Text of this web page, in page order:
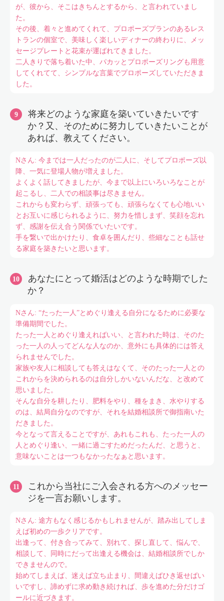
が、彼から、そこはきちんとするから、と言われていまし
た。
その後、着々と進めてくれて、プロポーズプランのあるレス
トランの個室で、美味しく楽しいディナーの終わりに、メッ
セージプレートと花束が運ばれてきました。
二人きりで落ち着いた中、パカッとプロポーズリングも用意
してくれてて、シンプルな言葉でプロポーズしていただきま
した。
将来どのような家庭を築いていきたいです
か？又、そのために努力していきたいことが
あれば、教えてください。
Nさん: 今までは一人だったのが二人に、そしてプロポーズ以
降、一気に登場人物が増えました。
よくよく話してきましたが、今まで以上にいろいろなことが
起こるし、二人での相談事は尽きません。
これからも変わらず、頑張っても、頑張らなくても心地いい
とお互いに感じられるように、努力を惜しまず、笑顔を忘れ
ず、感謝を伝え合う関係でいたいです。
手を繋いで出かけたり、食卓を囲んだり、些細なことも話せ
る家庭を築きたいと思います。
あなたにとって婚活はどのような時期でした
か？
Nさん: “たった一人”とめぐり逢える自分になるために必要な
準備期間でした。
たった一人とめぐり逢えればいい、と言われた時は、そのた
った一人の人ってどんな人なのか、意外にも具体的には答え
られませんでした。
家族や友人に相談しても答えはなくて、そのたった一人との
これからを決められるのは自分しかいないんだな、と改めて
思いました。
そんな自分を耕したり、肥料をやり、種をまき、水やりする
のは、結局自分なのですが、それを結婚相談所で御指南いた
だきました。
今となって言えることですが、あれもこれも、たった一人の
人とめぐり逢い、一緒に過ごすためだったんだ、と思うと、
意味ないことは一つもなかったなぁと思います。
これから当社にご入会される方へのメッセー
ジを一言お願いします。
Nさん: 途方もなく感じるかもしれませんが、踏み出してしま
えば初めの一歩クリアです。
出逢って、付き合ってみて、別れて、探し直して、悩んで、
相談して、同時にだって出逢える機会は、結婚相談所でしか
できませんので。
始めてしまえば、迷えば立ち止まり、間違えばひき返せばい
いですし、諦めずに求め動き続ければ、歩を進めた分だけゴ
ールに近づきます。